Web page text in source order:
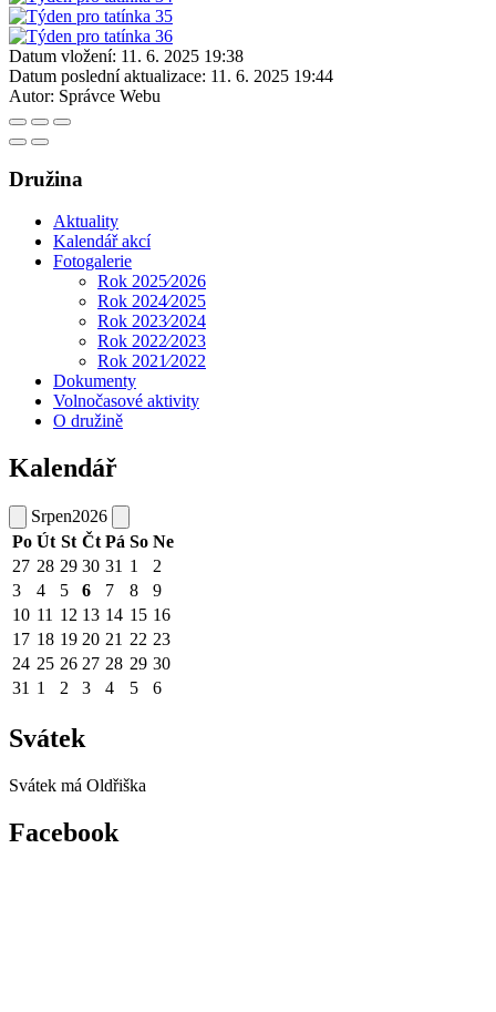
Datum vložení: 11. 6. 2025 19:38
Datum poslední aktualizace: 11. 6. 2025 19:44
Autor: Správce Webu
Družina
Aktuality
Kalendář akcí
Fotogalerie
Rok 2025⁄2026
Rok 2024⁄2025
Rok 2023⁄2024
Rok 2022⁄2023
Rok 2021⁄2022
Dokumenty
Volnočasové aktivity
O družině
Kalendář
Srpen2026
Po Út St Čt Pá So Ne
27 28 29 30 31 1
2
3
4 5 6 7 8
9
10 11 12 13 14 15 16
17 18 19 20 21 22 23
24 25 26 27 28 29 30
31 1 2 3 4 5 6
Svátek
Svátek má Oldřiška
Facebook